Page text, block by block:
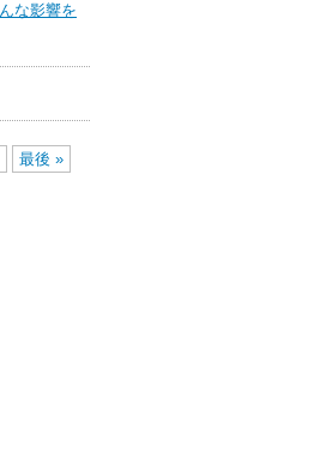
な影響を
最後 »